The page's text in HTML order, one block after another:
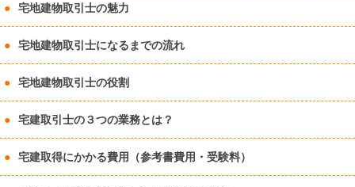
宅地建物取引士の魅力
宅地建物取引士になるまでの流れ
宅地建物取引士の役割
宅建取引士の３つの業務とは？
宅建取得にかかる費用（参考書費用・受験料）